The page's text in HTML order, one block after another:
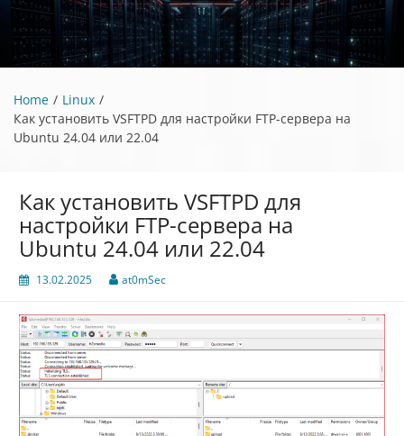
Home
Linux
Как установить VSFTPD для настройки FTP-сервера на
Ubuntu 24.04 или 22.04
Как установить VSFTPD для
настройки FTP-сервера на
Ubuntu 24.04 или 22.04
13.02.2025 at0mSec